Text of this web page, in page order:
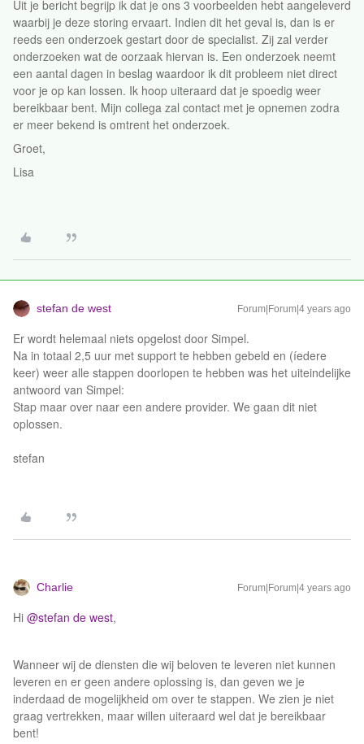
Uit je bericht begrijp ik dat je ons 3 voorbeelden hebt aangeleverd
waarbij je deze storing ervaart. Indien dit het geval is, dan is er
reeds een onderzoek gestart door de specialist. Zij zal verder
onderzoeken wat de oorzaak hiervan is. Een onderzoek neemt
een aantal dagen in beslag waardoor ik dit probleem niet direct
voor je op kan lossen. Ik hoop uiteraard dat je spoedig weer
bereikbaar bent. Mijn collega zal contact met je opnemen zodra
er meer bekend is omtrent het onderzoek.
Groet,
Lisa
stefan de west Forum|Forum|4 years ago
Er wordt helemaal niets opgelost door Simpel.
Na in totaal 2,5 uur met support te hebben gebeld en (íedere
keer) weer alle stappen doorlopen te hebben was het uiteindelijke
antwoord van Simpel:
Stap maar over naar een andere provider. We gaan dit niet
oplossen.
stefan
Charlie Forum|Forum|4 years ago
Hi @stefan de west,
Wanneer wij de diensten die wij beloven te leveren niet kunnen
leveren en er geen andere oplossing is, dan geven we je
inderdaad de mogelijkheid om over te stappen. We zien je niet
graag vertrekken, maar willen uiteraard wel dat je bereikbaar
bent!